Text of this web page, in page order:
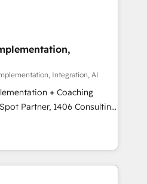
online and offline sales
processes and meet
and complementary
offer into 4
Manufacturing,
by these integrations,
of talents, skills,
Integration, AI
+ Coaching
teams transform how
We don't just build your
team to own it, then stay